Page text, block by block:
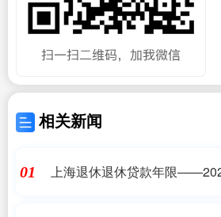
相关新闻
01
上海退休退休贷款年限